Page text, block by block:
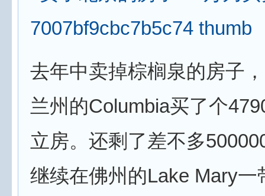
去年中卖掉棕榈泉的房子
兰州的Columbia买了个
立房。还剩了差不多
继续在佛州的Lake Mary一